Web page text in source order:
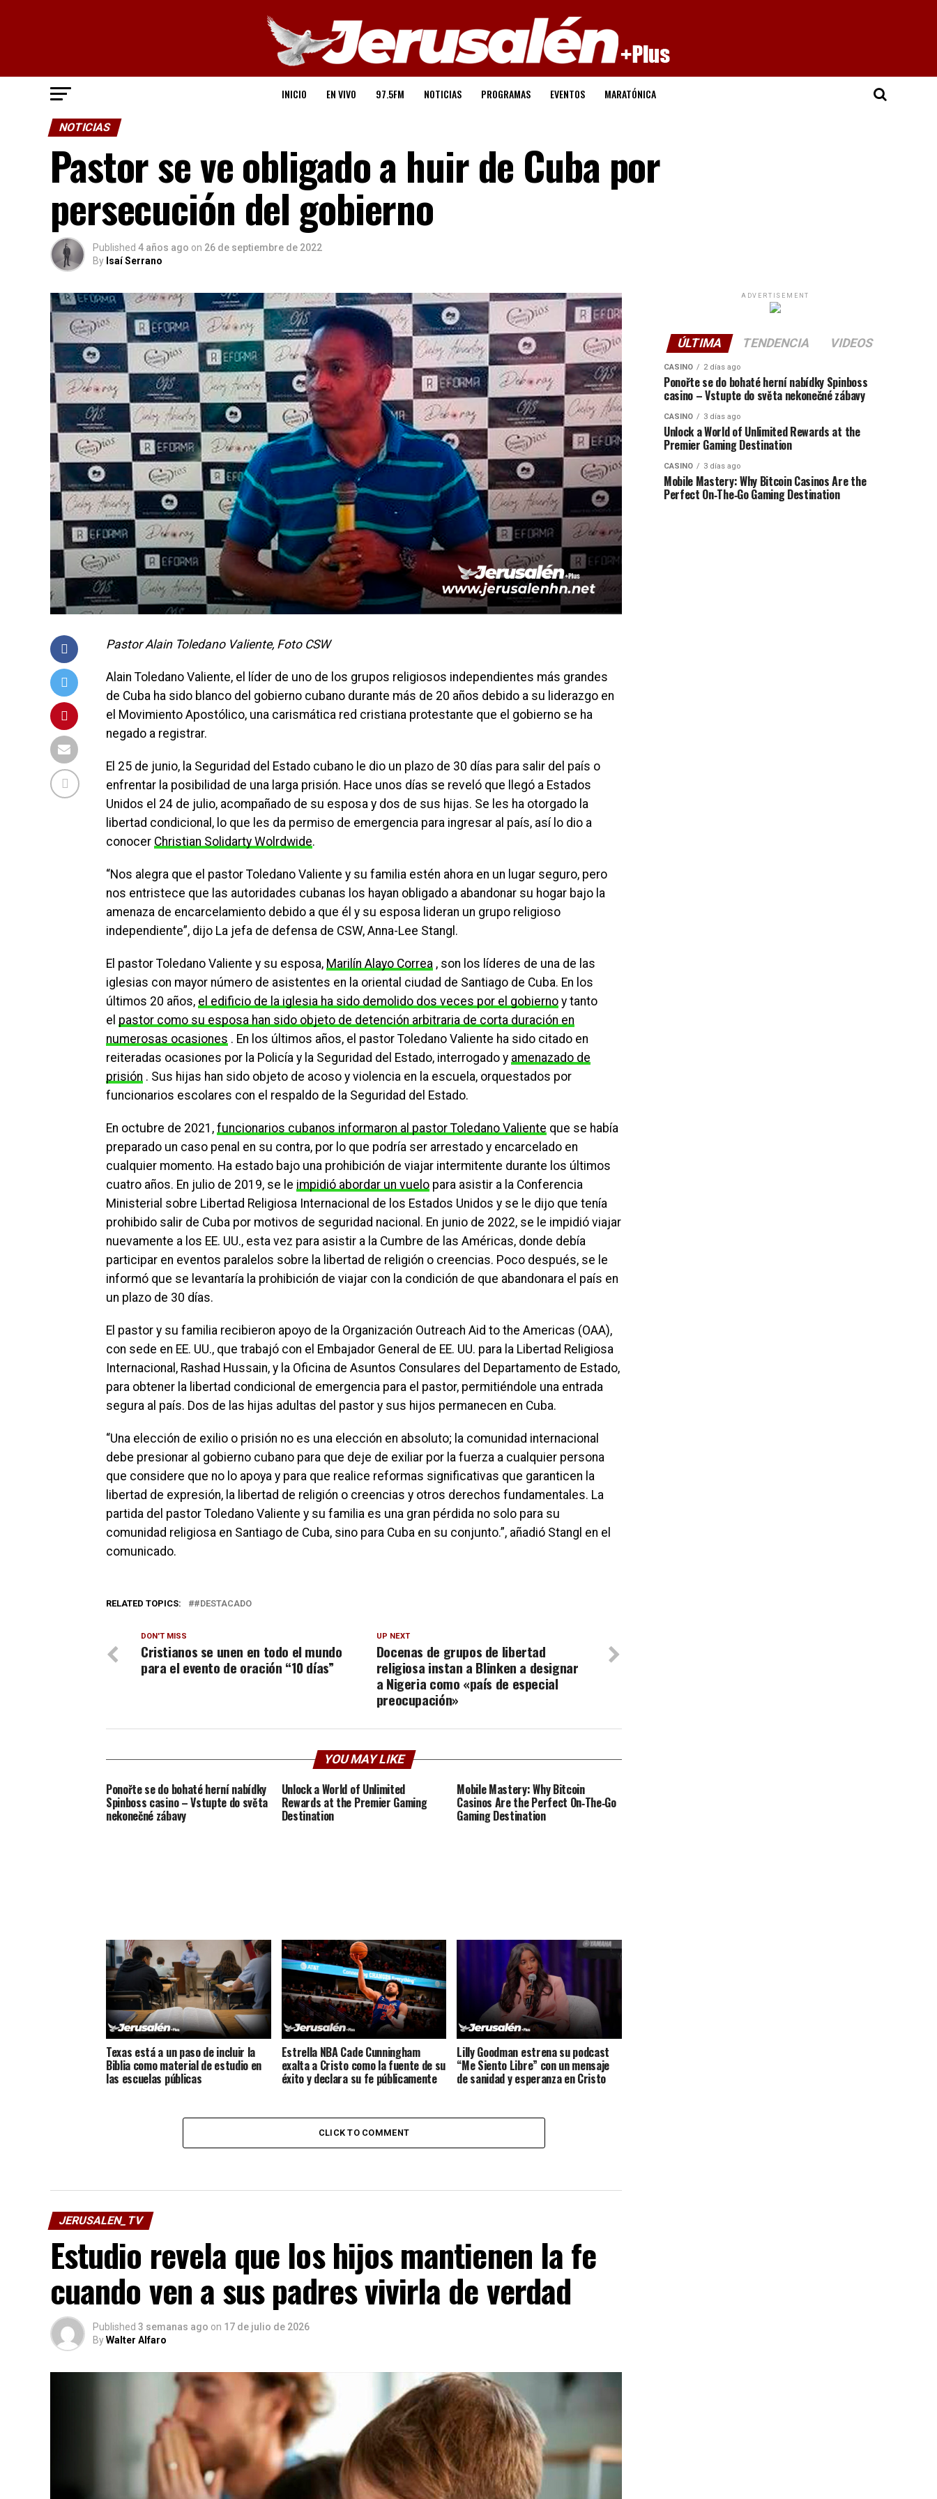
INICIO EN VIVO 97.5FM NOTICIAS PROGRAMAS EVENTOS MARATÓNICA
NOTICIAS
Pastor se ve obligado a huir de Cuba por
persecución del gobierno
Published 4 años ago on 26 de septiembre de 2022
By Isaí Serrano
Pastor Alain Toledano Valiente, Foto CSW
Alain Toledano Valiente, el líder de uno de los grupos religiosos independientes más grandes
de Cuba ha sido blanco del gobierno cubano durante más de 20 años debido a su liderazgo en
el Movimiento Apostólico, una carismática red cristiana protestante que el gobierno se ha
negado a registrar.
El 25 de junio, la Seguridad del Estado cubano le dio un plazo de 30 días para salir del país o
enfrentar la posibilidad de una larga prisión. Hace unos días se reveló que llegó a Estados
Unidos el 24 de julio, acompañado de su esposa y dos de sus hijas. Se les ha otorgado la
libertad condicional, lo que les da permiso de emergencia para ingresar al país, así lo dio a
conocer Christian Solidarty Wolrdwide.
“Nos alegra que el pastor Toledano Valiente y su familia estén ahora en un lugar seguro, pero
nos entristece que las autoridades cubanas los hayan obligado a abandonar su hogar bajo la
amenaza de encarcelamiento debido a que él y su esposa lideran un grupo religioso
independiente”, dijo La jefa de defensa de CSW, Anna-Lee Stangl.
El pastor Toledano Valiente y su esposa, Marilín Alayo Correa , son los líderes de una de las
iglesias con mayor número de asistentes en la oriental ciudad de Santiago de Cuba. En los
últimos 20 años, el edificio de la iglesia ha sido demolido dos veces por el gobierno y tanto
el pastor como su esposa han sido objeto de detención arbitraria de corta duración en
numerosas ocasiones . En los últimos años, el pastor Toledano Valiente ha sido citado en
reiteradas ocasiones por la Policía y la Seguridad del Estado, interrogado y amenazado de
prisión . Sus hijas han sido objeto de acoso y violencia en la escuela, orquestados por
funcionarios escolares con el respaldo de la Seguridad del Estado.
En octubre de 2021, funcionarios cubanos informaron al pastor Toledano Valiente que se había
preparado un caso penal en su contra, por lo que podría ser arrestado y encarcelado en
cualquier momento. Ha estado bajo una prohibición de viajar intermitente durante los últimos
cuatro años. En julio de 2019, se le impidió abordar un vuelo para asistir a la Conferencia
Ministerial sobre Libertad Religiosa Internacional de los Estados Unidos y se le dijo que tenía
prohibido salir de Cuba por motivos de seguridad nacional. En junio de 2022, se le impidió viajar
nuevamente a los EE. UU., esta vez para asistir a la Cumbre de las Américas, donde debía
participar en eventos paralelos sobre la libertad de religión o creencias. Poco después, se le
informó que se levantaría la prohibición de viajar con la condición de que abandonara el país en
un plazo de 30 días.
El pastor y su familia recibieron apoyo de la Organización Outreach Aid to the Americas (OAA),
con sede en EE. UU., que trabajó con el Embajador General de EE. UU. para la Libertad Religiosa
Internacional, Rashad Hussain, y la Oficina de Asuntos Consulares del Departamento de Estado,
para obtener la libertad condicional de emergencia para el pastor, permitiéndole una entrada
segura al país. Dos de las hijas adultas del pastor y sus hijos permanecen en Cuba.
“Una elección de exilio o prisión no es una elección en absoluto; la comunidad internacional
debe presionar al gobierno cubano para que deje de exiliar por la fuerza a cualquier persona
que considere que no lo apoya y para que realice reformas significativas que garanticen la
libertad de expresión, la libertad de religión o creencias y otros derechos fundamentales. La
partida del pastor Toledano Valiente y su familia es una gran pérdida no solo para su
comunidad religiosa en Santiago de Cuba, sino para Cuba en su conjunto.”, añadió Stangl en el
comunicado.
RELATED TOPICS: #DESTACADO
UP NEXT
Docenas de grupos de libertad
religiosa instan a Blinken a designar
a Nigeria como «país de especial
preocupación»
DON'T MISS
Cristianos se unen en todo el mundo
para el evento de oración “10 días”
YOU MAY LIKE
Ponořte se do bohaté herní nabídky
Spinboss casino – Vstupte do světa
nekonečné zábavy
Unlock a World of Unlimited
Rewards at the Premier Gaming
Destination
Mobile Mastery: Why Bitcoin
Casinos Are the Perfect On‑The‑Go
Gaming Destination
Texas está a un paso de incluir la
Biblia como material de estudio en
las escuelas públicas
Estrella NBA Cade Cunningham
exalta a Cristo como la fuente de su
éxito y declara su fe públicamente
Lilly Goodman estrena su podcast
“Me Siento Libre” con un mensaje
de sanidad y esperanza en Cristo
CLICK TO COMMENT
JERUSALEN_TV
Estudio revela que los hijos mantienen la fe
cuando ven a sus padres vivirla de verdad
Published 3 semanas ago on 17 de julio de 2026
ByWalter Alfaro
ADVERTISEMENT
ÚLTIMA TENDENCIA VIDEOS
CASINO 2 días ago
Ponořte se do bohaté herní nabídky Spinboss
casino – Vstupte do světa nekonečné zábavy
CASINO 3 días ago
Unlock a World of Unlimited Rewards at the
Premier Gaming Destination
CASINO 3 días ago
Mobile Mastery: Why Bitcoin Casinos Are the
Perfect On‑The‑Go Gaming Destination